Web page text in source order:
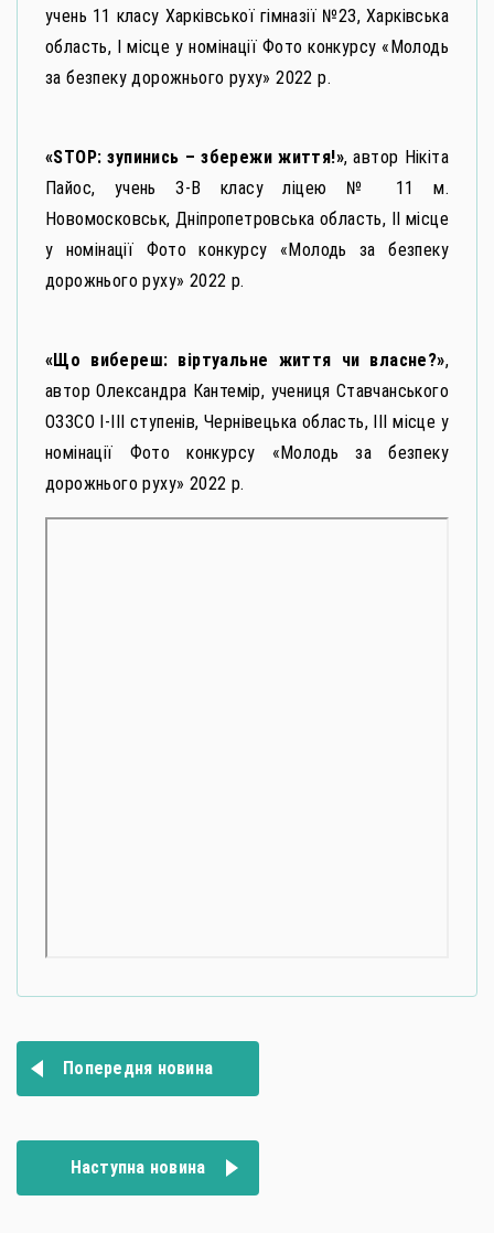
учень 11 класу Харківської гімназії №23, Харківська
область, І місце у номінації Фото конкурсу «Молодь
за безпеку дорожнього руху» 2022 р.
«STOP: зупинись – збережи життя!», автор Нікіта
Пайос, учень 3-В класу ліцею № 11 м.
Новомосковськ, Дніпропетровська область, ІІ місце
у номінації Фото конкурсу «Молодь за безпеку
дорожнього руху» 2022 р.
«Що вибереш: віртуальне життя чи власне?»,
автор Олександра Кантемір, учениця Ставчанського
ОЗЗСО І-ІІІ ступенів, Чернівецька область, ІІІ місце у
номінації Фото конкурсу «Молодь за безпеку
дорожнього руху» 2022 р.
Навігація
записів
Попередня новина
Наступна новина